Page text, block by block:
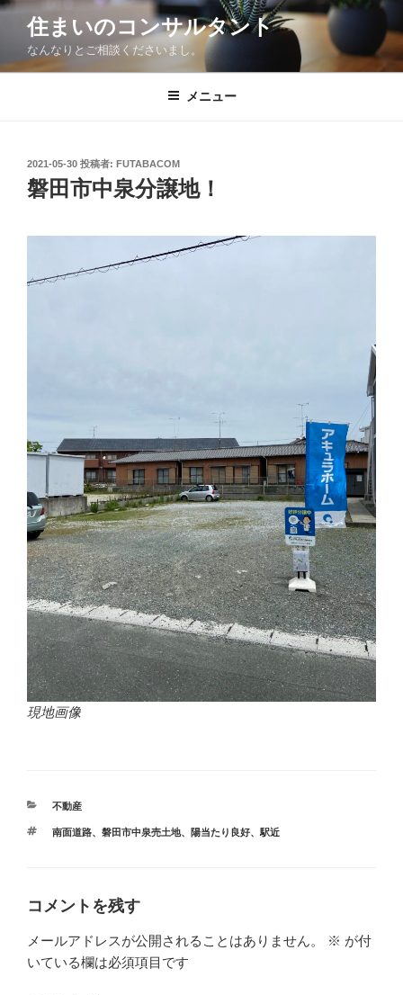
コ
ン
住まいのコンサルタント
なんなりとご相談くださいまし。
メニュー
投
稿
日:
2021-05-30 投稿者: FUTABACOM
磐田市中泉分譲地！
現地画像
カ
ゴ
不動産
タ
南面道路、 磐田市中泉売土地、 陽当たり良好、 駅近
コメントを残す
メールアドレスが公開されることはありません。 ※ が付
いている欄は必須項目です